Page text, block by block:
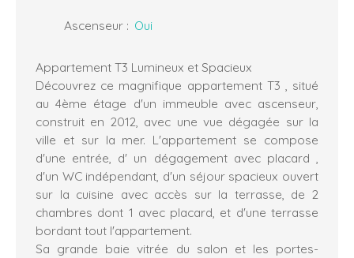
Ascenseur : Oui
Appartement T3 Lumineux et Spacieux
Découvrez ce magnifique appartement T3 , situé
au 4ème étage d'un immeuble avec ascenseur,
construit en 2012, avec une vue dégagée sur la
ville et sur la mer. L'appartement se compose
d'une entrée, d' un dégagement avec placard ,
d'un WC indépendant, d'un séjour spacieux ouvert
sur la cuisine avec accès sur la terrasse, de 2
chambres dont 1 avec placard, et d'une terrasse
bordant tout l'appartement.
Sa grande baie vitrée du salon et les portes-